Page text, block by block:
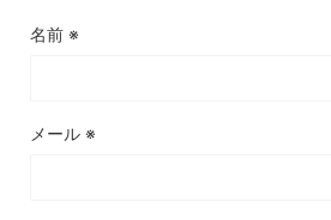
名前 ※
メール ※